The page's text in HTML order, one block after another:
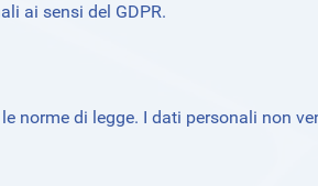
ai sensi del GDPR.
norme di legge. I dati personali non